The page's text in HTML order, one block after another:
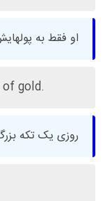
او فقط به
gold.
روزی یک تکه